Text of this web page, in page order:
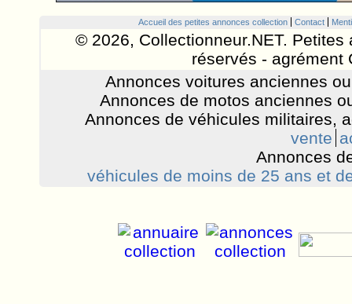
Accueil des petites annonces collection Contact
© 2026, Collectionneur.NET.
réservés - agrément
Annonces voitures anciennes
Annonces de motos anciennes
Annonces de véhicules militaires,
vente
Annonces
véhicules de moins de 25 ans et